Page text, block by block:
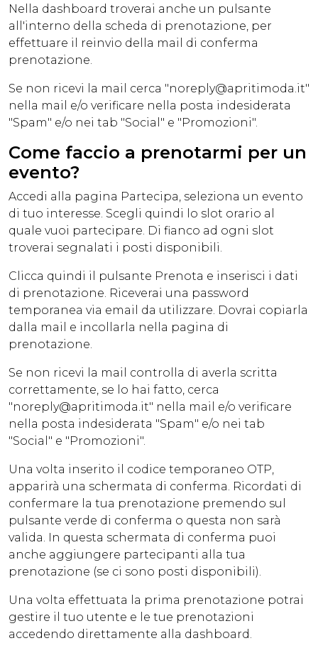
Nella dashboard troverai anche un pulsante
all'interno della scheda di prenotazione, per
effettuare il reinvio della mail di conferma
prenotazione.
Se non ricevi la mail cerca "noreply@apritimoda.it"
nella mail e/o verificare nella posta indesiderata
"Spam" e/o nei tab "Social" e "Promozioni".
Come faccio a prenotarmi per un
evento?
Accedi alla pagina Partecipa, seleziona un evento
di tuo interesse. Scegli quindi lo slot orario al
quale vuoi partecipare. Di fianco ad ogni slot
troverai segnalati i posti disponibili.
Clicca quindi il pulsante Prenota e inserisci i dati
di prenotazione. Riceverai una password
temporanea via email da utilizzare. Dovrai copiarla
dalla mail e incollarla nella pagina di
prenotazione.
Se non ricevi la mail controlla di averla scritta
correttamente, se lo hai fatto, cerca
"noreply@apritimoda.it" nella mail e/o verificare
nella posta indesiderata "Spam" e/o nei tab
"Social" e "Promozioni".
Una volta inserito il codice temporaneo OTP,
apparirà una schermata di conferma. Ricordati di
confermare la tua prenotazione premendo sul
pulsante verde di conferma o questa non sarà
valida. In questa schermata di conferma puoi
anche aggiungere partecipanti alla tua
prenotazione (se ci sono posti disponibili).
Una volta effettuata la prima prenotazione potrai
gestire il tuo utente e le tue prenotazioni
accedendo direttamente alla dashboard.